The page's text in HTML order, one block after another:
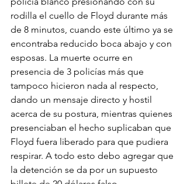
rodilla el cuello de Floyd durante más
de 8 minutos, cuando este último ya se
encontraba reducido boca abajo y con
esposas. La muerte ocurre en
presencia de 3 policías más que
tampoco hicieron nada al respecto,
dando un mensaje directo y hostil
acerca de su postura, mientras quienes
presenciaban el hecho suplicaban que
Floyd fuera liberado para que pudiera
respirar. A todo esto debo agregar que
la detención se da por un supuesto